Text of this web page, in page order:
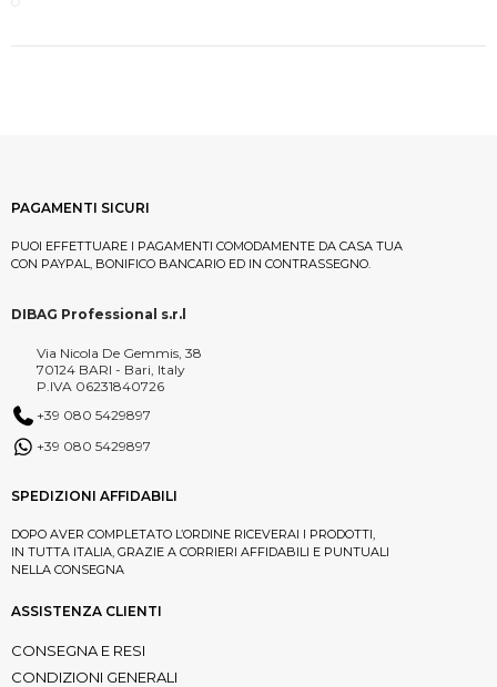
PAGAMENTI SICURI
PUOI EFFETTUARE I PAGAMENTI COMODAMENTE DA CASA TUA
CON PAYPAL, BONIFICO BANCARIO ED IN CONTRASSEGNO.
DIBAG Professional s.r.l
Via Nicola De Gemmis, 38
70124 BARI - Bari, Italy
P.IVA 06231840726
+39 080 5429897
+39 080 5429897
SPEDIZIONI AFFIDABILI
DOPO AVER COMPLETATO L’ORDINE RICEVERAI I PRODOTTI,
IN TUTTA ITALIA, GRAZIE A CORRIERI AFFIDABILI E PUNTUALI
NELLA CONSEGNA
ASSISTENZA CLIENTI
CONSEGNA E RESI
CONDIZIONI GENERALI